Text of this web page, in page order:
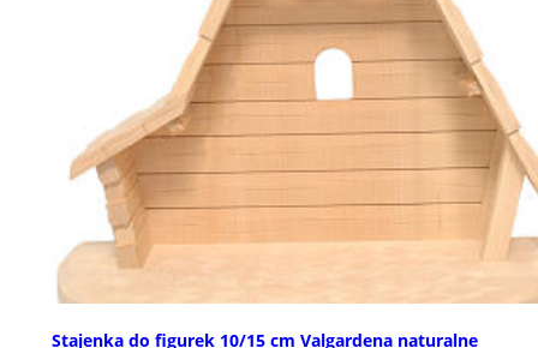
Stajenka do figurek 10/15 cm Valgardena naturalne